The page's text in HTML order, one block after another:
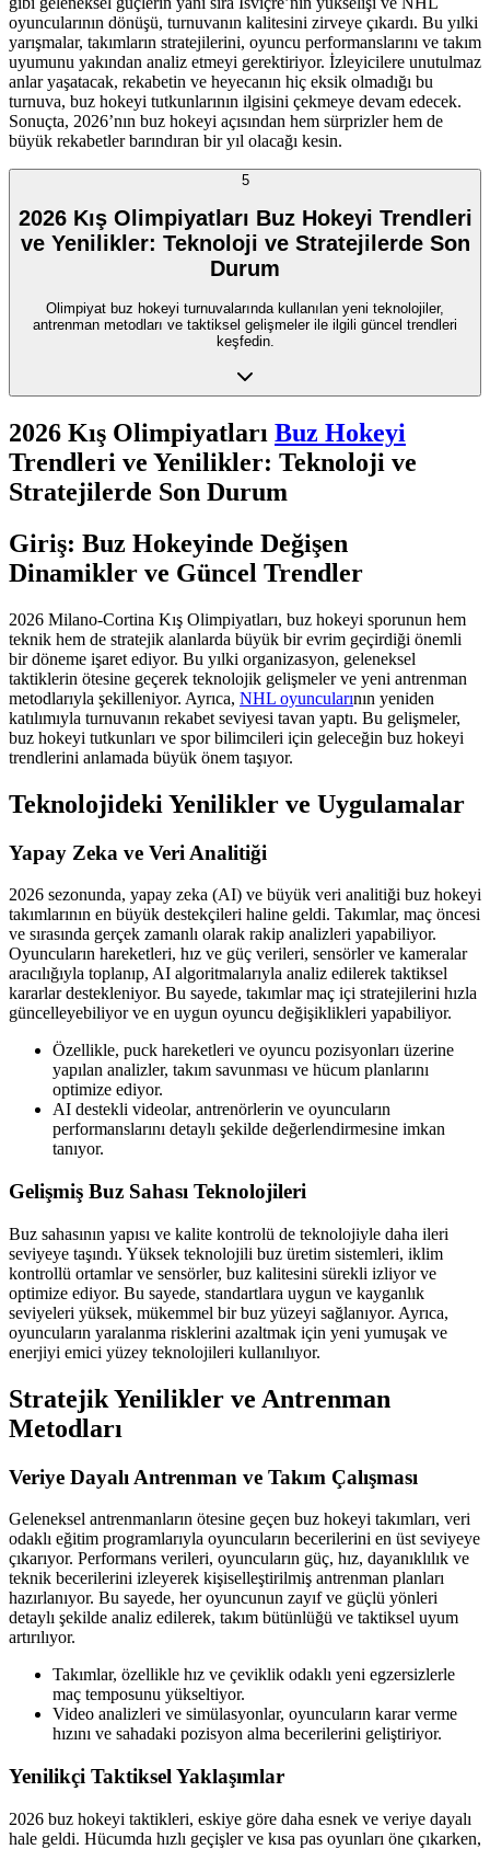
oyuncularının dönüşü, turnuvanın kalitesini zirveye çıkardı. Bu yılki
yarışmalar, takımların stratejilerini, oyuncu performanslarını ve takım
uyumunu yakından analiz etmeyi gerektiriyor. İzleyicilere unutulmaz
anlar yaşatacak, rekabetin ve heyecanın hiç eksik olmadığı bu
turnuva, buz hokeyi tutkunlarının ilgisini çekmeye devam edecek.
Sonuçta, 2026’nın buz hokeyi açısından hem sürprizler hem de
büyük rekabetler barındıran bir yıl olacağı kesin.
5
2026 Kış Olimpiyatları Buz Hokeyi Trendleri
ve Yenilikler: Teknoloji ve Stratejilerde Son
Durum
Olimpiyat buz hokeyi turnuvalarında kullanılan yeni teknolojiler,
antrenman metodları ve taktiksel gelişmeler ile ilgili güncel trendleri
keşfedin.
2026 Kış Olimpiyatları Buz Hokeyi
Trendleri ve Yenilikler: Teknoloji ve
Stratejilerde Son Durum
Giriş: Buz Hokeyinde Değişen
Dinamikler ve Güncel Trendler
2026 Milano-Cortina Kış Olimpiyatları, buz hokeyi sporunun hem
teknik hem de stratejik alanlarda büyük bir evrim geçirdiği önemli
bir döneme işaret ediyor. Bu yılki organizasyon, geleneksel
taktiklerin ötesine geçerek teknolojik gelişmeler ve yeni antrenman
metodlarıyla şekilleniyor. Ayrıca, NHL oyuncularının yeniden
katılımıyla turnuvanın rekabet seviyesi tavan yaptı. Bu gelişmeler,
buz hokeyi tutkunları ve spor bilimcileri için geleceğin buz hokeyi
trendlerini anlamada büyük önem taşıyor.
Teknolojideki Yenilikler ve Uygulamalar
Yapay Zeka ve Veri Analitiği
2026 sezonunda, yapay zeka (AI) ve büyük veri analitiği buz hokeyi
takımlarının en büyük destekçileri haline geldi. Takımlar, maç öncesi
ve sırasında gerçek zamanlı olarak rakip analizleri yapabiliyor.
Oyuncuların hareketleri, hız ve güç verileri, sensörler ve kameralar
aracılığıyla toplanıp, AI algoritmalarıyla analiz edilerek taktiksel
kararlar destekleniyor. Bu sayede, takımlar maç içi stratejilerini hızla
güncelleyebiliyor ve en uygun oyuncu değişiklikleri yapabiliyor.
Özellikle, puck hareketleri ve oyuncu pozisyonları üzerine
yapılan analizler, takım savunması ve hücum planlarını
optimize ediyor.
AI destekli videolar, antrenörlerin ve oyuncuların
performanslarını detaylı şekilde değerlendirmesine imkan
tanıyor.
Gelişmiş Buz Sahası Teknolojileri
Buz sahasının yapısı ve kalite kontrolü de teknolojiyle daha ileri
seviyeye taşındı. Yüksek teknolojili buz üretim sistemleri, iklim
kontrollü ortamlar ve sensörler, buz kalitesini sürekli izliyor ve
optimize ediyor. Bu sayede, standartlara uygun ve kayganlık
seviyeleri yüksek, mükemmel bir buz yüzeyi sağlanıyor. Ayrıca,
oyuncuların yaralanma risklerini azaltmak için yeni yumuşak ve
enerjiyi emici yüzey teknolojileri kullanılıyor.
Stratejik Yenilikler ve Antrenman
Metodları
Veriye Dayalı Antrenman ve Takım Çalışması
Geleneksel antrenmanların ötesine geçen buz hokeyi takımları, veri
odaklı eğitim programlarıyla oyuncuların becerilerini en üst seviyeye
çıkarıyor. Performans verileri, oyuncuların güç, hız, dayanıklılık ve
teknik becerilerini izleyerek kişiselleştirilmiş antrenman planları
hazırlanıyor. Bu sayede, her oyuncunun zayıf ve güçlü yönleri
detaylı şekilde analiz edilerek, takım bütünlüğü ve taktiksel uyum
artırılıyor.
Takımlar, özellikle hız ve çeviklik odaklı yeni egzersizlerle
maç temposunu yükseltiyor.
Video analizleri ve simülasyonlar, oyuncuların karar verme
hızını ve sahadaki pozisyon alma becerilerini geliştiriyor.
Yenilikçi Taktiksel Yaklaşımlar
2026 buz hokeyi taktikleri, eskiye göre daha esnek ve veriye dayalı
hale geldi. Hücumda hızlı geçişler ve kısa pas oyunları öne çıkarken,